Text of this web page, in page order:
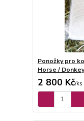
Ponožky pro
Horse /
2 800 Kč/ks